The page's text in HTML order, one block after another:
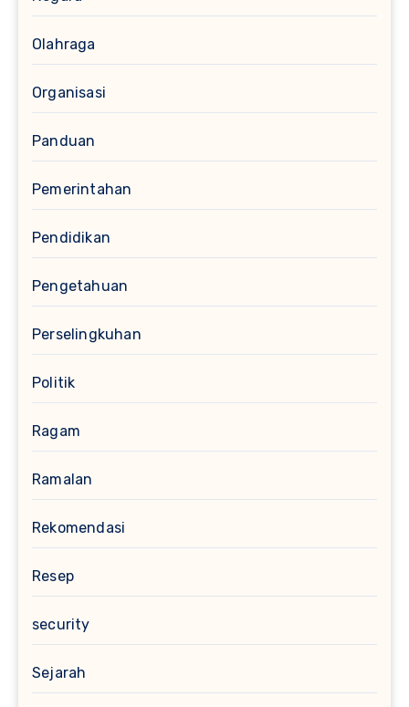
Olahraga
Organisasi
Panduan
Pemerintahan
Pendidikan
Pengetahuan
Perselingkuhan
Politik
Ragam
Ramalan
Rekomendasi
Resep
security
Sejarah